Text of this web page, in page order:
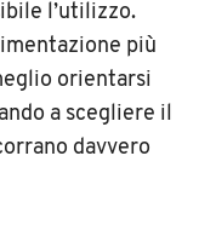
l’utilizzo.
più
orientarsi
a scegliere il
davvero